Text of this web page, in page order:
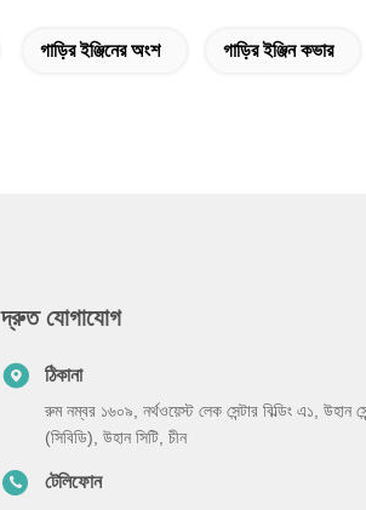
গাড়ির ইঞ্জিনের অংশ গাড়ির ইঞ্জিন কভার
দ্রুত যোগাযোগ
ঠিকানা
রুম নম্বর ১৬০৯, নর্থওয়েস্ট লেক সেন্টার বিল্ডিং এ১, উহান
(সিবিডি), উহান সিটি, চীন
টেলিফোন